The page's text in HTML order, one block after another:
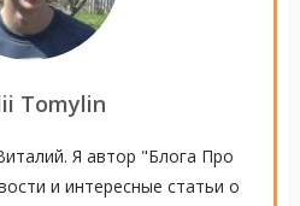
Tomylin
Я автор "Блога Про
и интересные статьи о